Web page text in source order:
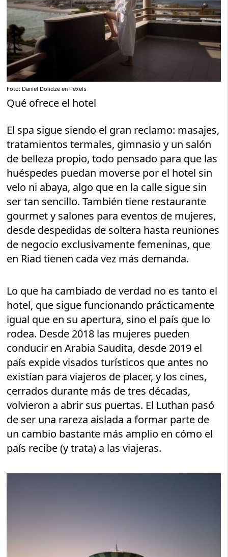
Foto: Daniel Dolidze en Pexels
Qué ofrece el hotel
El spa sigue siendo el gran reclamo: masajes,
tratamientos termales, gimnasio y un salón
de belleza propio, todo pensado para que las
huéspedes puedan moverse por el hotel sin
velo ni abaya, algo que en la calle sigue sin
ser tan sencillo. También tiene restaurante
gourmet y salones para eventos de mujeres,
desde despedidas de soltera hasta reuniones
de negocio exclusivamente femeninas, que
en Riad tienen cada vez más demanda.
Lo que ha cambiado de verdad no es tanto el
hotel, que sigue funcionando prácticamente
igual que en su apertura, sino el país que lo
rodea. Desde 2018 las mujeres pueden
conducir en Arabia Saudita, desde 2019 el
país expide visados turísticos que antes no
existían para viajeros de placer, y los cines,
cerrados durante más de tres décadas,
volvieron a abrir sus puertas. El Luthan pasó
de ser una rareza aislada a formar parte de
un cambio bastante más amplio en cómo el
país recibe (y trata) a las viajeras.